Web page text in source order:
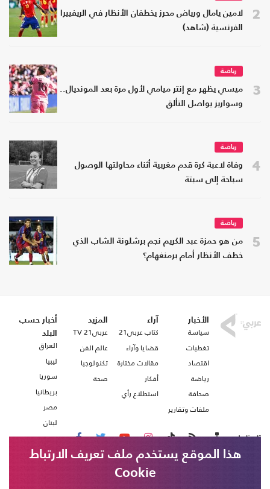
2
لامين يامال ورياض محرز يخطفان الأنظار في الريفييرا
الفرنسية (شاهد)
3
رياضة
ميسي يظهر مع إنتر ميامي لأول مرة بعد المونديال..
وسواريز يواصل التألق
4
رياضة
وفاة لاعبة كرة قدم مغربية أثناء محاولتها الوصول
سباحة إلى سبتة
5
رياضة
من هو حمزة عبد الكريم نجم برشلونة الشاب الذي
خطف الأنظار أمام برمنغهام؟
الأخبار
سياسة
تغطيات
اقتصاد
رياضة
صحافة
ملفات وتقارير
آراء
كتاب عربي21
قضايا وآراء
مقالات مختارة
أفكار
استطلاع رأي
المزيد
عربي21 TV
عالم الفن
تكنولوجيا
صحة
أخبار حسب
البلد
العراق
ليبيا
سوريا
بريطانيا
مصر
لبنان
تابعنا على
هذا الموقع يستخدم ملف تعريف الارتباط
Cookie